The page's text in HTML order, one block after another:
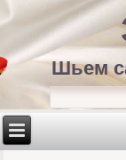
Шьем